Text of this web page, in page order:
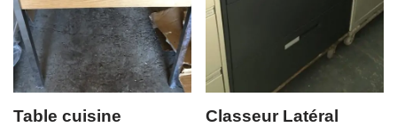
Table cuisine
Classeur Latéral